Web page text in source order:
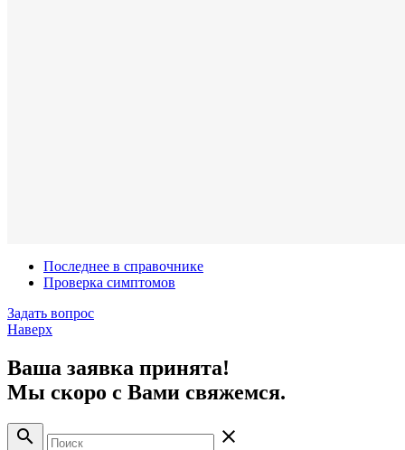
Последнее в справочнике
Проверка симптомов
Задать вопрос
Наверх
Ваша заявка принята!
Мы скоро с Вами свяжемся.
search close